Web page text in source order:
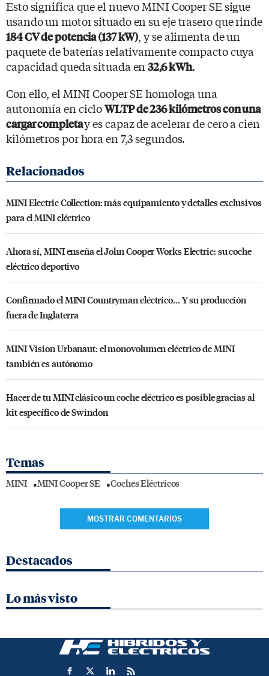
Esto significa que el nuevo MINI Cooper SE sigue
usando un motor situado en su eje trasero que rinde
184 CV de potencia (137 kW), y se alimenta de un
paquete de baterías relativamente compacto cuya
capacidad queda situada en32,6 kWh.
Con ello, el MINI Cooper SE homologa una
autonomía en cicloWLTP de 236 kilómetros con una
cargar completay es capaz de acelerar de cero a cien
kilómetros por hora en 7,3 segundos.
MINI Electric Collection: más equipamiento y detalles exclusivos
para el MINI eléctrico
Ahora sí, MINI enseña el John Cooper Works Electric: su coche
eléctrico deportivo
Confirmado el MINI Countryman eléctrico... Y su producción
fuera de Inglaterra
MINI Vision Urbanaut: el monovolumen eléctrico de MINI
también es autónomo
Hacer de tu MINI clásico un coche eléctrico es posible gracias al
kit específico de Swindon
Temas
MINI MINI Cooper SE Coches Eléctricos
MOSTRAR COMENTARIOS
Destacados
Lo más visto